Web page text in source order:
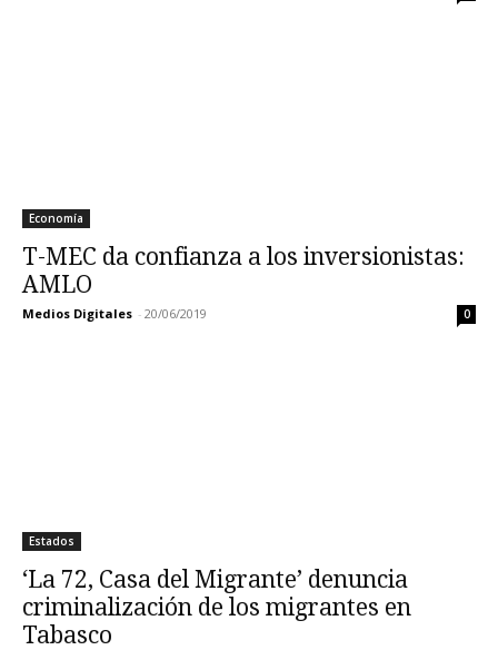
Economía
T-MEC da confianza a los inversionistas:
AMLO
Medios Digitales - 20/06/2019 0
Estados
‘La 72, Casa del Migrante’ denuncia
criminalización de los migrantes en
Tabasco